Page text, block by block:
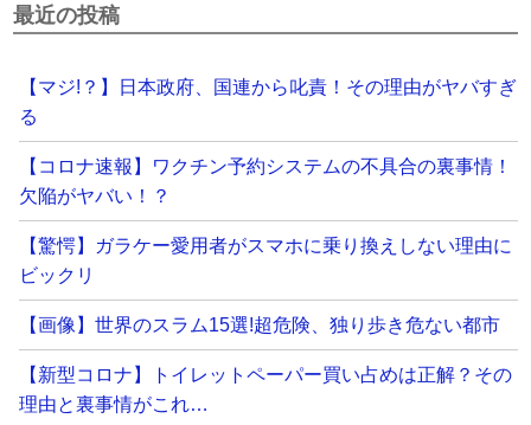
最近の投稿
【マジ!？】日本政府、国連から叱責！その理由がヤバすぎ
る
【コロナ速報】ワクチン予約システムの不具合の裏事情！
欠陥がヤバい！？
【驚愕】ガラケー愛用者がスマホに乗り換えしない理由に
ビックリ
【画像】世界のスラム15選!超危険、独り歩き危ない都市
【新型コロナ】トイレットペーパー買い占めは正解？その
理由と裏事情がこれ…